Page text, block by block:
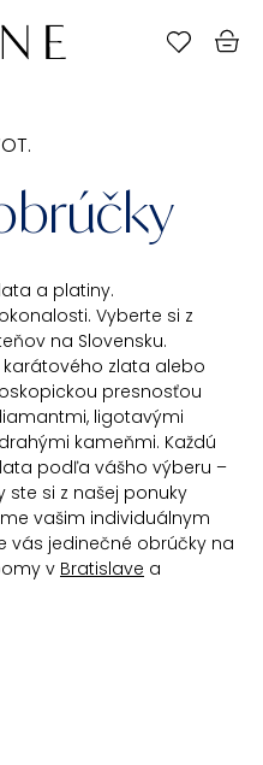
a platiny.
Vyberte si z
na Slovensku.
karátového zlata alebo
presnosťou
ligotavými
kameňmi. Každú
podľa vášho výberu –
ste si z našej ponuky
vašim individuálnym
vás jedinečné obrúčky na
v Bratislave a